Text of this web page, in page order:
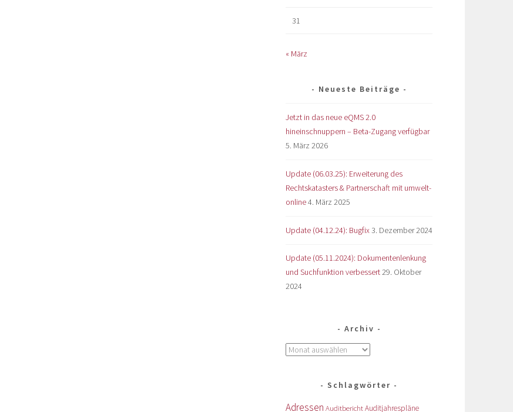
31
« März
Neueste Beiträge
Jetzt in das neue eQMS 2.0
hineinschnuppern – Beta-Zugang verfügbar
5. März 2026
Update (06.03.25): Erweiterung des
Rechtskatasters & Partnerschaft mit umwelt-
online4. März 2025
Update (04.12.24): Bugfix 3. Dezember 2024
Update (05.11.2024): Dokumentenlenkung
und Suchfunktion verbessert29. Oktober
2024
Archiv
Schlagwörter
Adressen AuditberichtAuditjahrespläne